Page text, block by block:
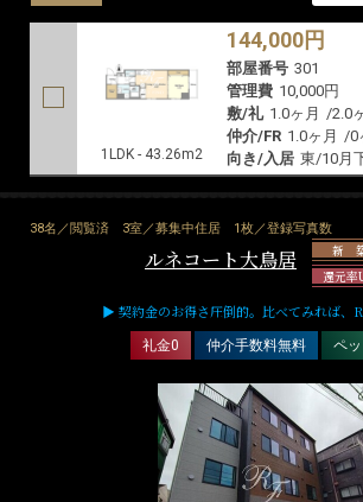
1LDK - 43.26m2
144,000円
部屋番号 301
管理費 10,000円
敷/礼 1.0ヶ月 /2.0
仲介/FR 1.0ヶ月 /0
向き/入居 東/10月
38名／閲覧済 3室／募集中住居 1枚／登録写真数
ルネコート大鳥居
新
還元率
▶ 契約金のお得さ圧倒的。比べてみれば
礼金0 仲介手数料無料 ペ